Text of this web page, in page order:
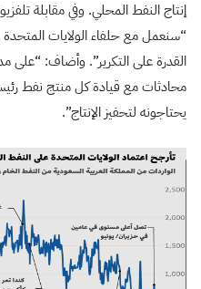
إنتاج النفط المحلي. وفي مقابلة
“سنعمل مع حلفاء الولايات المتحدة
القدرة على التكرير”. وأضاف: “على
محادثات مع قيادة كل منتج نفط
يحتاجونه لتحفيز الإنتاج”.